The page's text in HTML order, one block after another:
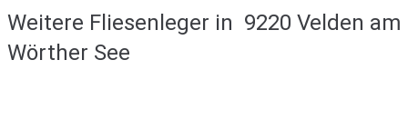
Weitere Fliesenleger in 9220 Velden am
Wörther See